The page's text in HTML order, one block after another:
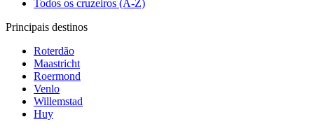
Todos os cruzeiros (A-Z)
Principais destinos
Roterdão
Maastricht
Roermond
Venlo
Willemstad
Huy